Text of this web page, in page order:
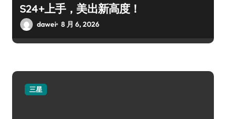
S24+上手，美出新高度！
dawei 8 月 6, 2026
三星